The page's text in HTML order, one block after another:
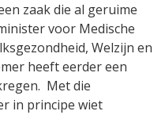
zaak die al geruime
voor Medische
Welzijn en
heeft eerder een
Met die
in principe wiet